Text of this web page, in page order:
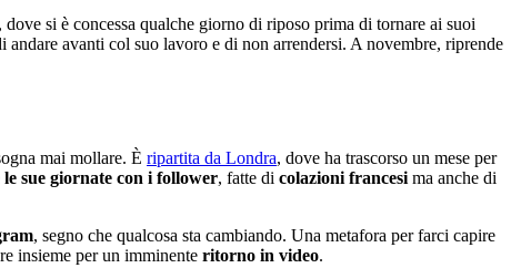
, dove si è concessa qualche giorno di riposo prima di tornare ai suoi
andare avanti col suo lavoro e di non arrendersi. A novembre, riprende
mai mollare. È ripartita da Londra, dove ha trascorso un mese per
sue giornate con i follower, fatte di colazioni francesi ma anche di
, segno che qualcosa sta cambiando. Una metafora per farci capire
insieme per un imminente ritorno in video.